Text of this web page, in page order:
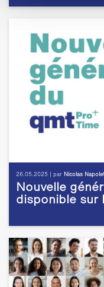
26.05.2025 | par Nicolas
Nouvelle
disponible sur